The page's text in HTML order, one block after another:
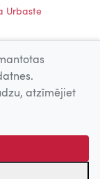
Urbaste
Uz augšu
sistēmu
atzīmējiet